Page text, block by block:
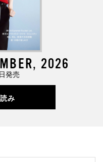
2026
発売
み